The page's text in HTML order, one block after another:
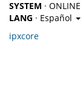
SYSTEM · ONLINE
LANG · Español
ipxcore